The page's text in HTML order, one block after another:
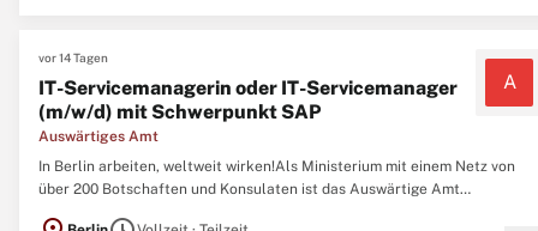
vor 14 Tagen
IT-Servicemanagerin oder IT-Servicemanager
(m/w/d) mit Schwerpunkt SAP
Auswärtiges Amt
A
In Berlin arbeiten, weltweit wirken!Als Ministerium mit einem Netz von
über 200 Botschaften und Konsulaten ist das Auswärtige Amt